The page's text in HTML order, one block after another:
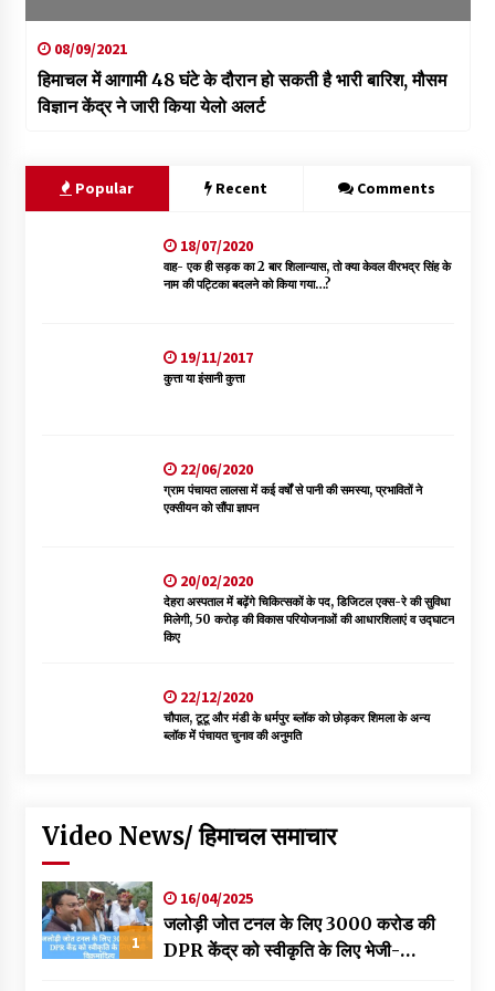
08/09/2021
हिमाचल में आगामी 48 घंटे के दौरान हो सकती है भारी बारिश, मौसम
विज्ञान केंद्र ने जारी किया येलो अलर्ट
Popular Recent Comments
18/07/2020
वाह- एक ही सड़क का 2 बार शिलान्यास, तो क्या केवल वीरभद्र सिंह के
नाम की पट्टिका बदलने को किया गया…?
19/11/2017
कुत्ता या इंसानी कुत्ता
22/06/2020
ग्राम पंचायत लालसा में कई वर्षों से पानी की समस्या, प्रभावितों ने
एक्सीयन को सौंपा ज्ञापन
20/02/2020
देहरा अस्पताल में बढ़ेंगे चिकित्सकों के पद, डिजिटल एक्स-रे की सुविधा
मिलेगी, 50 करोड़ की विकास परियोजनाओं की आधारशिलाएं व उद्घाटन
किए
22/12/2020
चौपाल, टूटू और मंडी के धर्मपुर ब्लॉक को छोड़कर शिमला के अन्य
ब्लॉक में पंचायत चुनाव की अनुमति
Video News/ हिमाचल समाचार
1
16/04/2025
जलोड़ी जोत टनल के लिए 3000 करोड की
DPR केंद्र को स्वीकृति के लिए भेजी-